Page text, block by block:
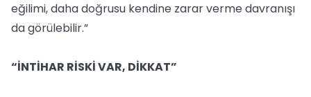
eğilimi, daha doğrusu kendine zarar verme davranışı
da görülebilir.”
“İNTİHAR RİSKİ VAR, DİKKAT”